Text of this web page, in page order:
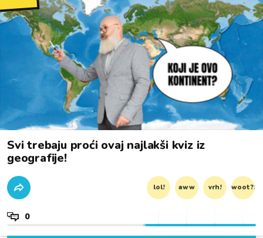
Svi trebaju proći ovaj najlakši kviz iz
geografije!
lol! aww vrh! woot?!
0